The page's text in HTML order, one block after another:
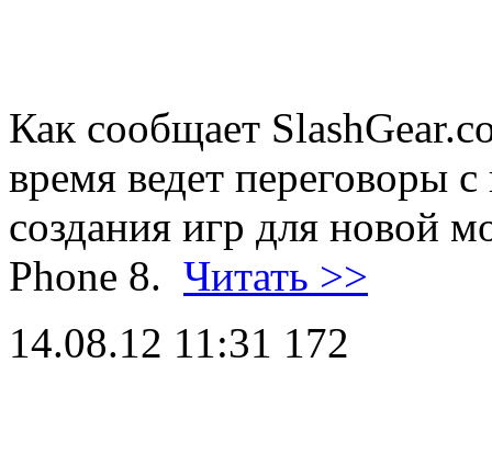
Как сообщает
время ведет переговоры
создания игр для новой
Phone 8. Читать >>
14.08.12 11:31 172